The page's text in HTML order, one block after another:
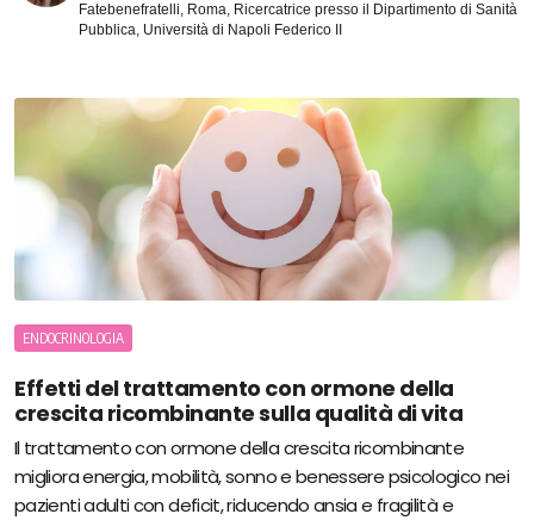
Fatebenefratelli, Roma, Ricercatrice presso il Dipartimento di Sanità
Pubblica, Università di Napoli Federico II
ENDOCRINOLOGIA
Effetti del trattamento con ormone della
crescita ricombinante sulla qualità di vita
Il trattamento con ormone della crescita ricombinante
migliora energia, mobilità, sonno e benessere psicologico nei
pazienti adulti con deficit, riducendo ansia e fragilità e